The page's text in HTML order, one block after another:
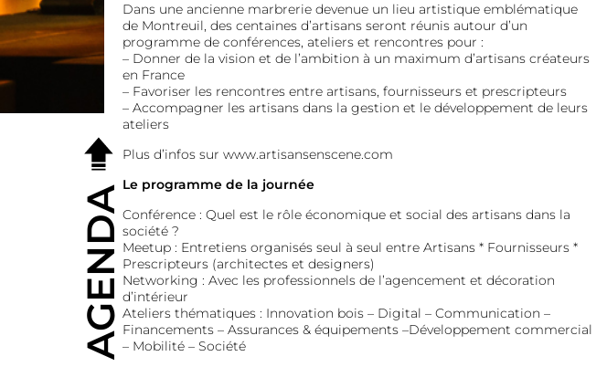
Dans une ancienne marbrerie devenue un lieu artistique emblématique
de Montreuil, des centaines d’artisans seront réunis autour d’un
programme de conférences, ateliers et rencontres pour :
– Donner de la vision et de l’ambition à un maximum d’artisans créateurs
en France
– Favoriser les rencontres entre artisans, fournisseurs et prescripteurs
– Accompagner les artisans dans la gestion et le développement de leurs
ateliers
Plus d’infos sur www.artisansenscene.com
Le programme de la journée
Conférence : Quel est le rôle économique et social des artisans dans la
société ?
Meetup : Entretiens organisés seul à seul entre Artisans * Fournisseurs *
Prescripteurs (architectes et designers)
Networking : Avec les professionnels de l’agencement et décoration
d’intérieur
Ateliers thématiques : Innovation bois – Digital – Communication –
Financements – Assurances & équipements –Développement commercial
– Mobilité – Société
AGENDA